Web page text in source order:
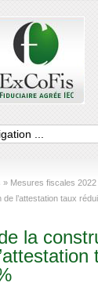
» Mesures fiscales 2022
l’attestation taux
la